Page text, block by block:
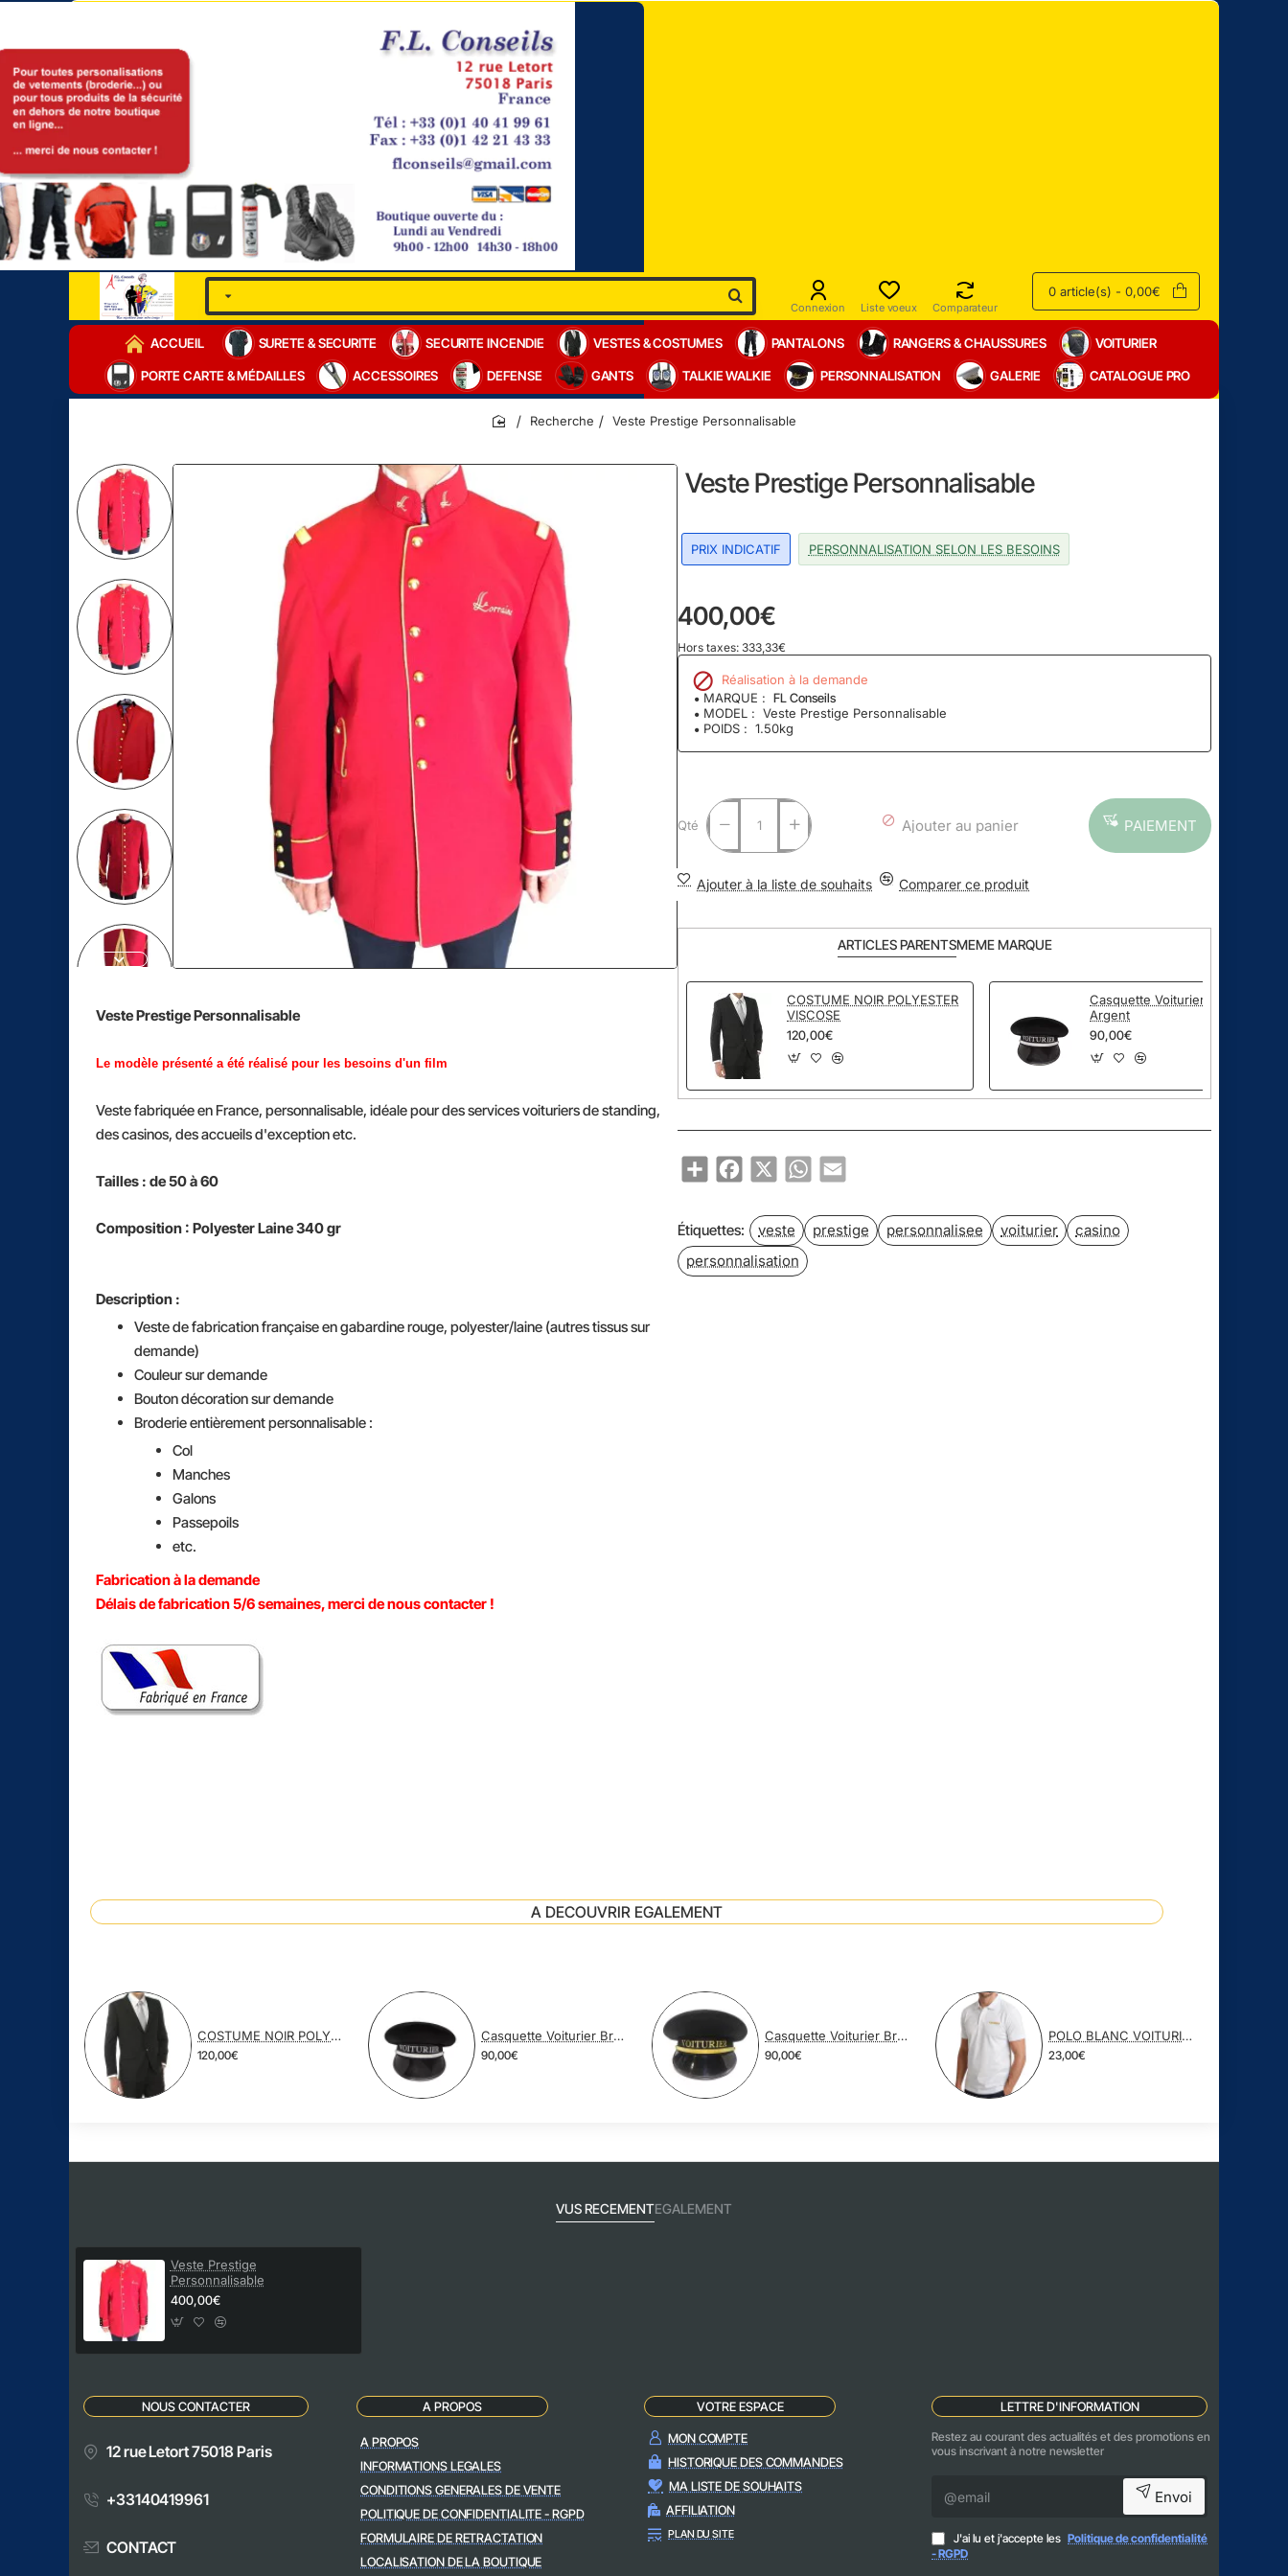
Connexion Liste voeux Comparateur
0 article(s) - 0,00€
ACCUEIL SURETE & SECURITE SECURITE INCENDIE VESTES & COSTUMES PANTALONS RANGERS & CHAUSSURES VOITURIER
PORTE CARTE & MÉDAILLES ACCESSOIRES DEFENSE GANTS TALKIE WALKIE PERSONNALISATION GALERIE CATALOGUE PRO
Recherche Veste Prestige Personnalisable
Veste Prestige Personnalisable
Le modèle présenté a été réalisé pour les besoins d'un film
Veste fabriquée en France, personnalisable, idéale pour des services voituriers de standing,
des casinos, des accueils d'exception etc.
Tailles : de 50 à 60
Composition : Polyester Laine 340 gr
Description :
Veste de fabrication française en gabardine rouge, polyester/laine (autres tissus sur
demande)
Couleur sur demande
Bouton décoration sur demande
Broderie entièrement personnalisable :
Col
Manches
Galons
Passepoils
etc.
Fabrication à la demande
Délais de fabrication 5/6 semaines, merci de nous contacter !
Veste Prestige Personnalisable
PRIX INDICATIF PERSONNALISATION SELON LES BESOINS
400,00€
Hors taxes: 333,33€
Réalisation à la demande
MARQUE : FL Conseils
MODEL : Veste Prestige Personnalisable
POIDS : 1.50kg
Qté Ajouter au panier PAIEMENT
Ajouter à la liste de souhaits Comparer ce produit
ARTICLES PARENTSMEME MARQUE
COSTUME NOIR POLYESTER
VISCOSE
120,00€
Casquette Voiturier Broderie
Argent
90,00€
ShareFacebook
X WhatsApp
Email
Étiquettes: veste prestige personnalisee voiturier
casino
personnalisation
A DECOUVRIR EGALEMENT
COSTUME NOIR POLYESTER VISCOSE
120,00€
Casquette Voiturier Broderie Argent
90,00€
Casquette Voiturier Broderie OR
90,00€
POLO BLANC VOITURIER BRODERIE OR
23,00€
VUS RECEMENTEGALEMENT
Veste Prestige
Personnalisable
400,00€
NOUS CONTACTER
12 rue Letort 75018 Paris
+33140419961
CONTACT
A PROPOS
A PROPOS
INFORMATIONS LEGALES
CONDITIONS GENERALES DE VENTE
POLITIQUE DE CONFIDENTIALITE - RGPD
FORMULAIRE DE RETRACTATION
LOCALISATION DE LA BOUTIQUE
VOTRE ESPACE
MON COMPTE
HISTORIQUE DES COMMANDES
MA LISTE DE SOUHAITS
AFFILIATION
PLAN DU SITE
LETTRE D'INFORMATION
Restez au courant des actualités et des promotions en
vous inscrivant à notre newsletter
Envoi
J'ai lu et j'accepte les Politique de confidentialité
- RGPD